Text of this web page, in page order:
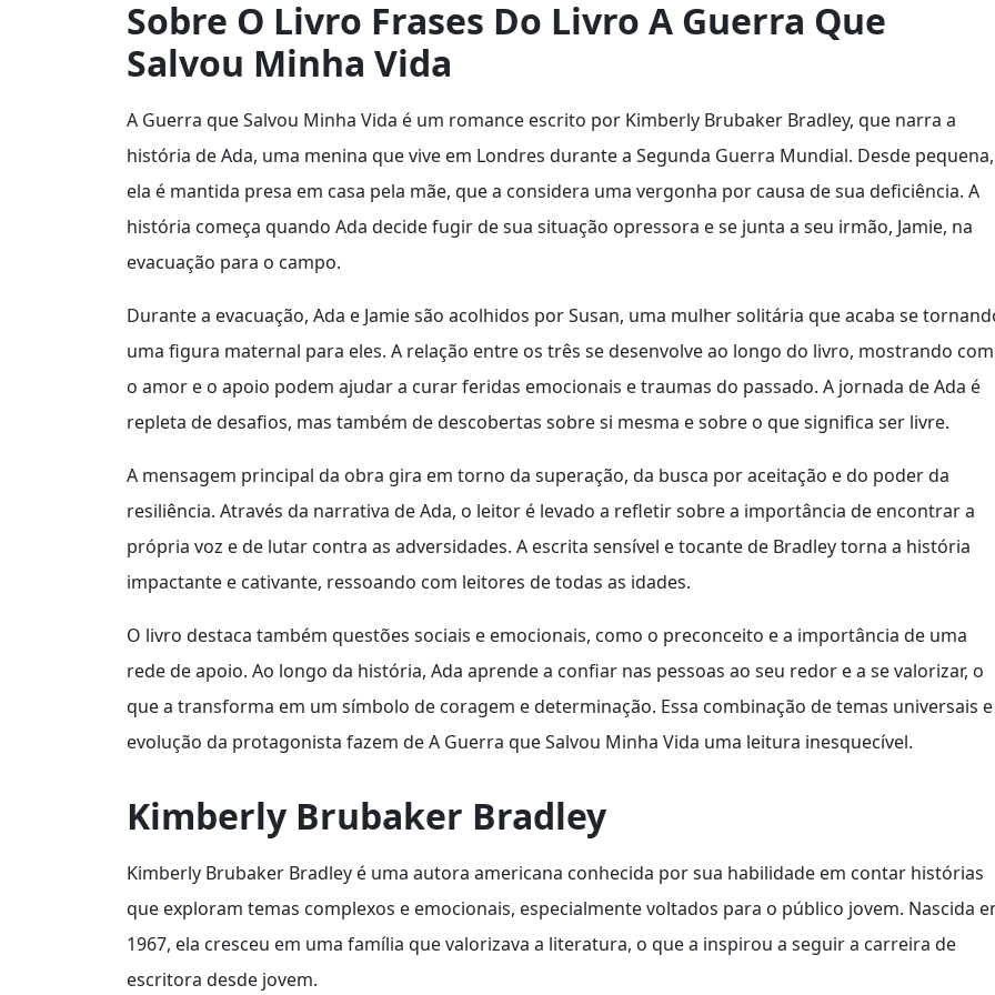
Sobre O Livro Frases Do Livro A Guerra Que
Salvou Minha Vida
A Guerra que Salvou Minha Vida é um romance escrito por Kimberly Brubaker Bradley, que narra a
história de Ada, uma menina que vive em Londres durante a Segunda Guerra Mundial. Desde pequena,
ela é mantida presa em casa pela mãe, que a considera uma vergonha por causa de sua deficiência. A
história começa quando Ada decide fugir de sua situação opressora e se junta a seu irmão, Jamie, na
evacuação para o campo.
Durante a evacuação, Ada e Jamie são acolhidos por Susan, uma mulher solitária que acaba se
uma figura maternal para eles. A relação entre os três se desenvolve ao longo do livro, mostrando
o amor e o apoio podem ajudar a curar feridas emocionais e traumas do passado. A jornada de Ada é
repleta de desafios, mas também de descobertas sobre si mesma e sobre o que significa ser livre.
A mensagem principal da obra gira em torno da superação, da busca por aceitação e do poder da
resiliência. Através da narrativa de Ada, o leitor é levado a refletir sobre a importância de encontrar a
própria voz e de lutar contra as adversidades. A escrita sensível e tocante de Bradley torna a história
impactante e cativante, ressoando com leitores de todas as idades.
O livro destaca também questões sociais e emocionais, como o preconceito e a importância de uma
rede de apoio. Ao longo da história, Ada aprende a confiar nas pessoas ao seu redor e a se valorizar, o
que a transforma em um símbolo de coragem e determinação. Essa combinação de temas universais
evolução da protagonista fazem de A Guerra que Salvou Minha Vida uma leitura inesquecível.
Kimberly Brubaker Bradley
Kimberly Brubaker Bradley é uma autora americana conhecida por sua habilidade em contar histórias
que exploram temas complexos e emocionais, especialmente voltados para o público jovem. Nascida
1967, ela cresceu em uma família que valorizava a literatura, o que a inspirou a seguir a carreira de
escritora desde jovem.